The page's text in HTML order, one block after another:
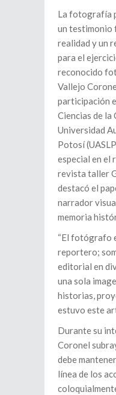
La fotografía
un testimonio
realidad y un
para el
reconocido
Vallejo
participación
Ciencias de la
Universidad
Potosí
especial en el
revista taller
destacó el
narrador
memoria
“El fotógrafo
reportero;
editorial en
una sola
historias,
estuvo este
Durante su
Coronel
debe
línea de los